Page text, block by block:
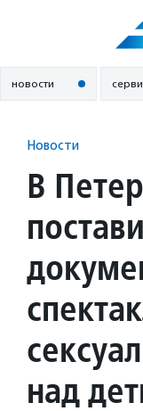
новости
Новости
В
над